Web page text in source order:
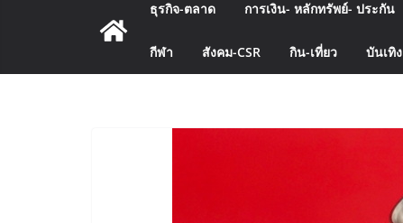
ธุรกิจ-ตลาด การเงิน- หลักทรัพย์- ประกัน
กีฬา สังคม-CSR กิน-เที่ยว บันเทิง